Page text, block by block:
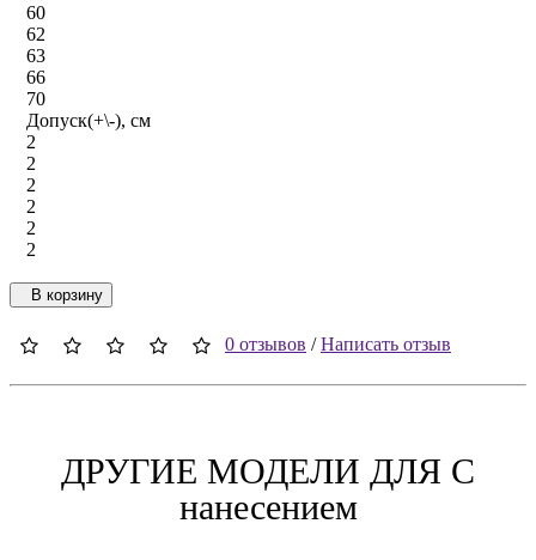
60
62
63
66
70
Допуск(+\-), см
2
2
2
2
2
2
В корзину
0 отзывов /Написать отзыв
ДРУГИЕ МОДЕЛИ ДЛЯ C
нанесением